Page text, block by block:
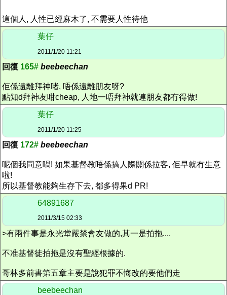
這個人, 人性已經麻木了, 不需要人性待他
葉仔
2011/1/20 11:21
回復 165# beebeechan
佢係遠離拜神啫, 唔係遠離朋友呀?
點知d拜神友咁cheap, 人地一唔拜神就連朋友都冇得做!
葉仔
2011/1/20 11:25
回復 172# beebeechan
呢個我同意喎! 如果基督教唔係搞人際關係拉客, 佢早就冇生意
啦!
所以基督教能夠生存下去, 都多得果d PR!
64891687
2011/3/15 02:33
>有兩件事是永光堂嚴禁會友做的,其一是拍拖....
不准基督徒拍拖是沒有聖經根據的.
哥林多前書第五章主要是說犯罪不悔改的要他們走
beebeechan